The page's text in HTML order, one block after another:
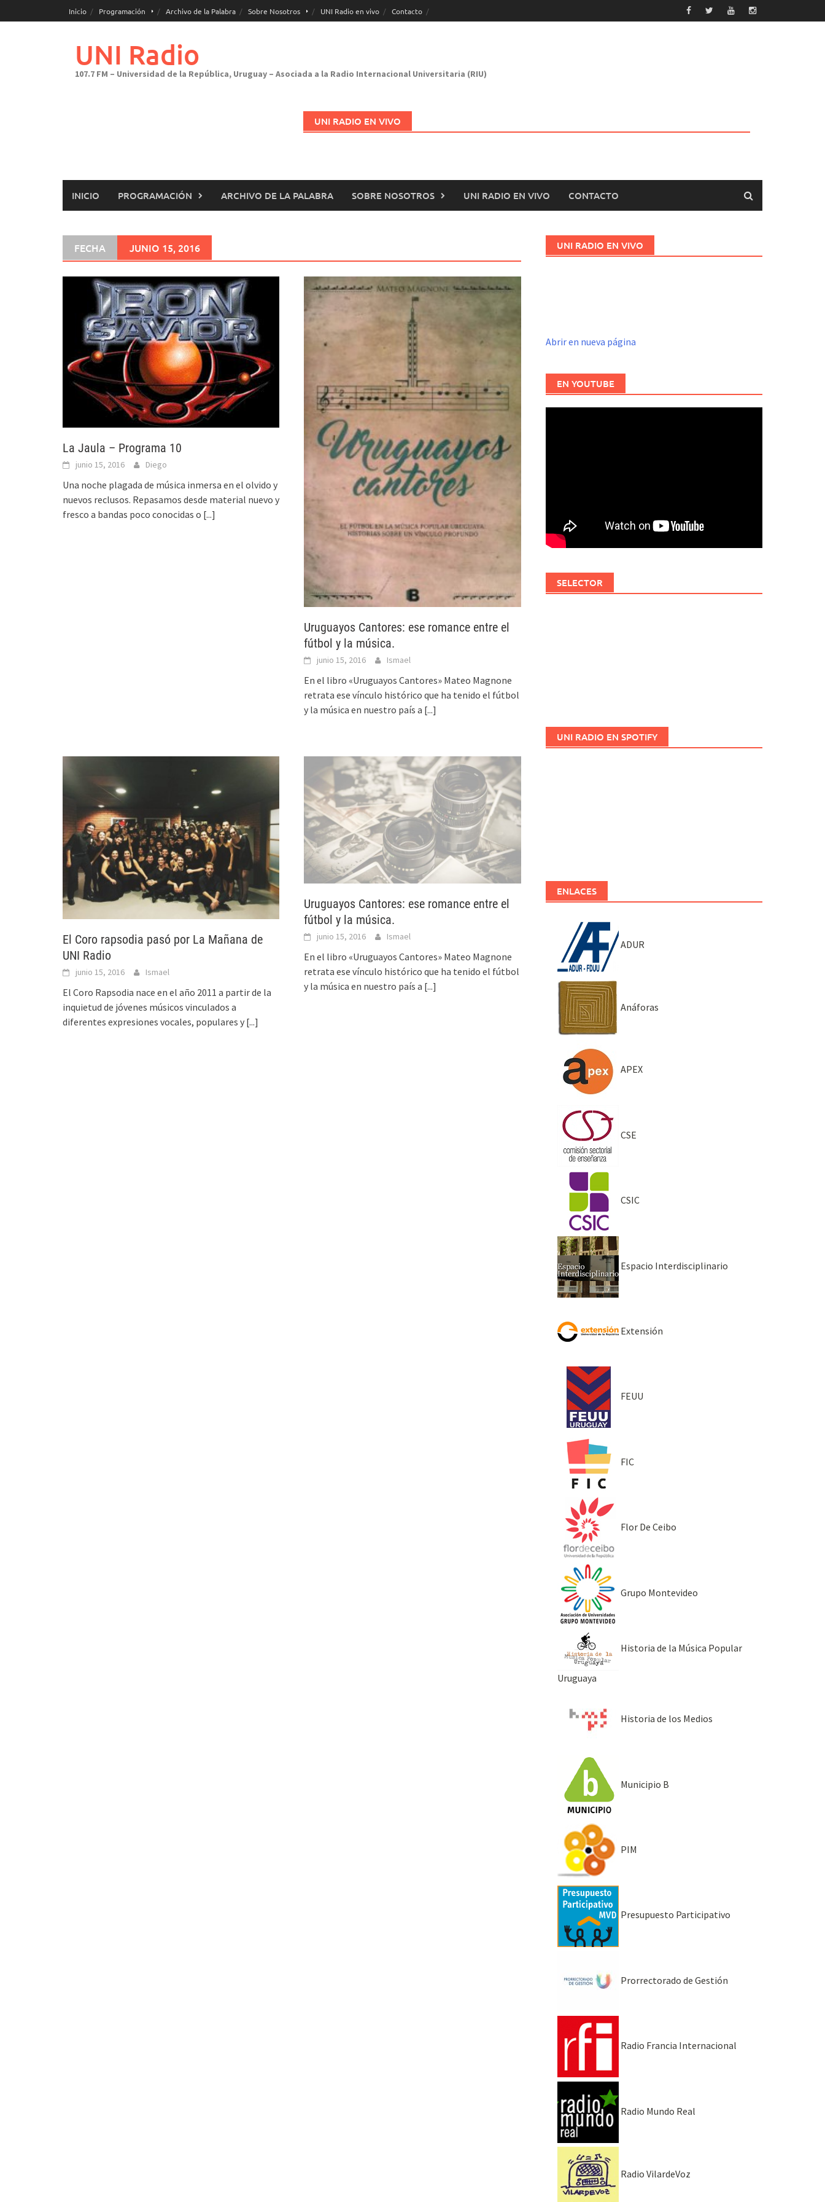
al
Inicio Programación Archivo de la Palabra Sobre Nosotros UNI Radio en vivo Contacto
UNI Radio
107.7 FM – Universidad de la República, Uruguay – Asociada a la Radio Internacional Universitaria (RIU)
UNI RADIO EN VIVO
INICIO PROGRAMACIÓN ARCHIVO DE LA PALABRA SOBRE NOSOTROS UNI RADIO EN VIVO CONTACTO
FECHA JUNIO 15, 2016
La Jaula – Programa 10
junio 15, 2016 Diego
Una noche plagada de música inmersa en el olvido y
nuevos reclusos. Repasamos desde material nuevo y
fresco a bandas poco conocidas o [...]
Uruguayos Cantores: ese romance entre el
fútbol y la música.
junio 15, 2016 Ismael
En el libro «Uruguayos Cantores» Mateo Magnone
retrata ese vínculo histórico que ha tenido el fútbol
y la música en nuestro país a [...]
El Coro rapsodia pasó por La Mañana de
UNI Radio
junio 15, 2016 Ismael
El Coro Rapsodia nace en el año 2011 a partir de la
inquietud de jóvenes músicos vinculados a
diferentes expresiones vocales, populares y [...]
Uruguayos Cantores: ese romance entre el
fútbol y la música.
junio 15, 2016 Ismael
En el libro «Uruguayos Cantores» Mateo Magnone
retrata ese vínculo histórico que ha tenido el fútbol
y la música en nuestro país a [...]
UNI RADIO EN VIVO
Abrir en nueva página
EN YOUTUBE
SELECTOR
UNI RADIO EN SPOTIFY
ENLACES
ADUR
Anáforas
APEX
CSE
CSIC
Espacio Interdisciplinario
Extensión
FEUU
FIC
Flor De Ceibo
Grupo Montevideo
Historia de la Música Popular
Uruguaya
Historia de los Medios
Municipio B
PIM
Presupuesto Participativo
Prorrectorado de Gestión
Radio Francia Internacional
Radio Mundo Real
Radio VilardeVoz